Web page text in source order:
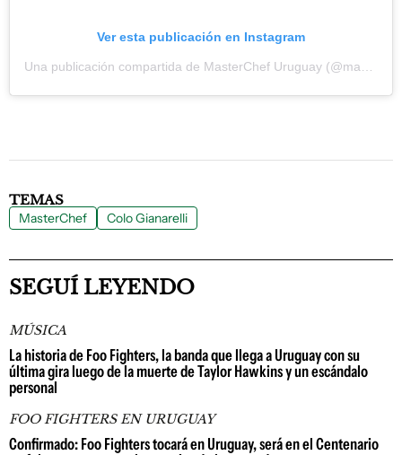
Ver esta publicación en Instagram
TEMAS
MasterChef Colo Gianarelli
SEGUÍ LEYENDO
MÚSICA
La historia de Foo Fighters, la banda que llega a Uruguay con su
última gira luego de la muerte de Taylor Hawkins y un escándalo
personal
FOO FIGHTERS EN URUGUAY
Confirmado: Foo Fighters tocará en Uruguay, será en el Centenario